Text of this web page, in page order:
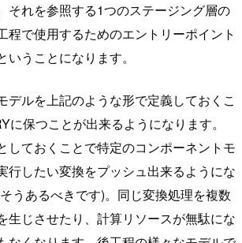
それを参照する1つのステージング層の
程で使用するためのエントリーポイント
うことになります。
デルを上記のような形で定義しておくこ
に保つことが出来るようになります。
しておくことで特定のコンポーネントモ
行したい変換をプッシュ出来るようにな
うあるべきです)。同じ変換処理を複数
生じさせたり、計算リソースが無駄にな